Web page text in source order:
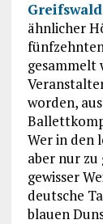
Greifswald
ähnlicher
gesammelt
worden,
Wer in den
aber nur zu
gewisser
deutsche
blauen